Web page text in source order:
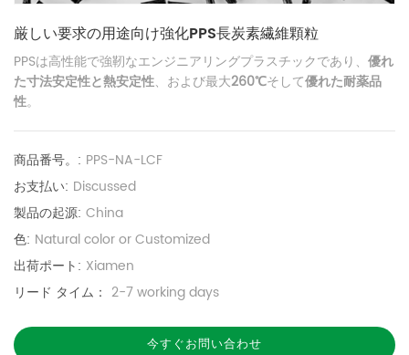
厳しい要求の用途向け強化PPS長炭素繊維顆粒
PPSは高性能で強靭なエンジニアリングプラスチックであり、 優れ
た寸法安定性と熱安定性、および最大260℃そして優れた耐薬品
性。
商品番号。: PPS-NA-LCF
お支払い: Discussed
製品の起源: China
色: Natural color or Customized
出荷ポート: Xiamen
リード タイム： 2-7 working days
今すぐお問い合わせ